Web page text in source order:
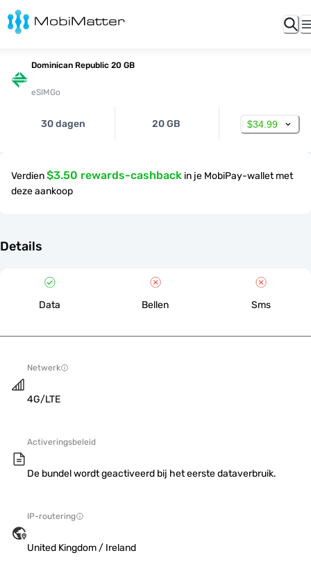
Dominican Republic 20 GB
eSIMGo
30 dagen 20 GB $34.99
Verdien$3.50 rewards-cashback in je MobiPay-wallet met
deze aankoop
Details
Data Bellen Sms
Netwerk
4G/LTE
Activeringsbeleid
De bundel wordt geactiveerd bij het eerste dataverbruik.
IP-routering
United Kingdom / Ireland